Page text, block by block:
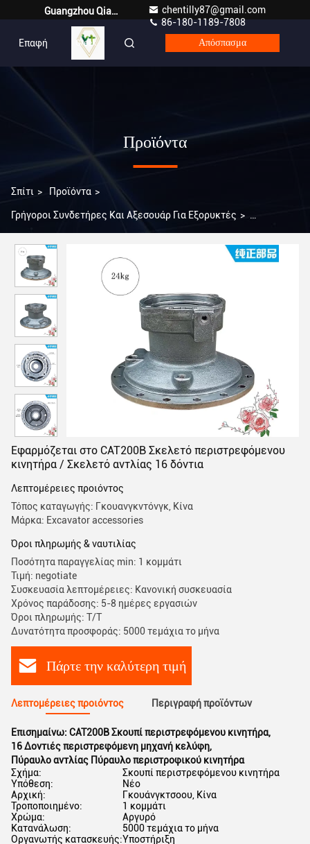
Guangzhou Qianyuan Construction Machinery Co,.LTD
chentilly87@gmail.com
86-180-1189-7808
Επαφή
Greek Απόσπασμα
Προϊόντα
Σπίτι > Προϊόντα >
Γρήγοροι Συνδετήρες Και Αξεσουάρ Για Εξορυκτές >
/ Σκελετό αντλίας 16 δόντια
Εφαρμόζεται στο CAT200B Σκελετό περιστρεφόμενου
κινητήρα / Σκελετό αντλίας 16 δόντια
Λεπτομέρειες προιόντος
Τόπος καταγωγής: Γκουανγκντόνγκ, Κίνα
Μάρκα: Excavator accessories
Όροι πληρωμής & ναυτιλίας
Ποσότητα παραγγελίας min: 1 κομμάτι
Τιμή: negotiate
Συσκευασία λεπτομέρειες: Κανονική συσκευασία
Χρόνος παράδοσης: 5-8 ημέρες εργασιών
Όροι πληρωμής: Τ/Τ
Δυνατότητα προσφοράς: 5000 τεμάχια το μήνα
Πάρτε την καλύτερη τιμή
Λεπτομέρειες προιόντος Περιγραφή προϊόντων
Επισημαίνω: CAT200B Σκουπί περιστρεφόμενου κινητήρα,
16 Δοντιές περιστρεφόμενη μηχανή κελύφη,
Πύραυλο αντλίας Πύραυλο περιστροφικού κινητήρα
Σχήμα:
Σκουπί περιστρεφόμενου κινητήρα
Υπόθεση:
Νέο
Αρχική:
Γκουάνγκτσοου, Κίνα
Τροποποιημένο:
1 κομμάτι
Χρώμα:
Αργυρό
Κατανάλωση:
5000 τεμάχια το μήνα
Οργανωτής κατασκευής:Υποστήριξη